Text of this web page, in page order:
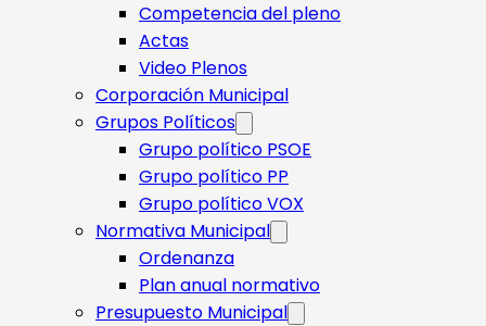
Competencia del pleno
Actas
Video Plenos
Corporación Municipal
Grupos Políticos
Grupo político PSOE
Grupo político PP
Grupo político VOX
Normativa Municipal
Ordenanza
Plan anual normativo
Presupuesto Municipal